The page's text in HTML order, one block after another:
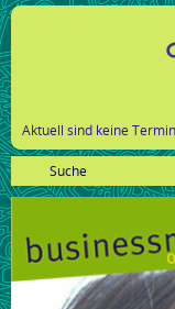
Aktuell sind keine